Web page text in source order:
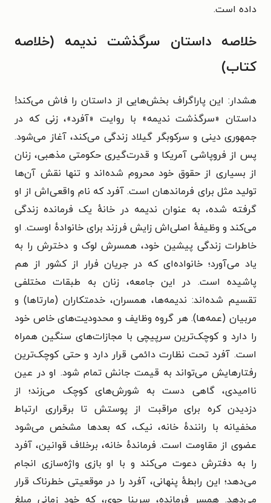
داده است.
خلاصه داستان سرگذشت ندیمه (خلاصه
کتاب)
هشدار: این پاراگراف بخش‌هایی از داستان را فاش می‌کند!
داستان «سرگذشت ندیمه» با روایت «آفرد»، زنی که در
جمهوری دینی و سرکوبگر گیلاد زندگی می‌کند، آغاز می‌شود.
پس از فروپاشی آمریکا و قدرت‌گیری حکومتی مذهبی، زنان
از بسیاری از حقوق خود محروم شده‌اند و تنها نقش آن‌ها
تولید مثل برای فرماندهان است. آفرد که نام واقعی‌اش از او
گرفته شده، به عنوان ندیمه در خانهٔ یک فرمانده زندگی
می‌کند و وظیفهٔ اصلی‌اش زایش فرزند برای خانوادهٔ اوست. او
خاطرات زندگی پیشین خود، همسرش لوک و دخترش را به
یاد می‌آورد؛ خانواده‌ای که در جریان فرار از کشور از هم
پاشیده است. در این جامعه، زنان به طبقات مختلفی
تقسیم شده‌اند: ندیمه‌ها، همسران، خدمتکاران (مارتاها) و
مربیان (عمه‌ها). هر گروه وظایف و محدودیت‌های خاص خود
را دارد و کوچک‌ترین سرپیچی با مجازات‌های سنگین همراه
است. آفرد تحت نظارت دائمی قرار دارد و حتی کوچک‌ترین
رفتارهایش می‌تواند به قیمت جانش تمام شود. او در عین
ناامیدی، گاهی دست به شورش‌های کوچک می‌زند؛ از
دزدیدن کره برای مراقبت از پوستش تا برقراری ارتباط
مخفیانه با رانندهٔ خانه، نیک، که بعدها مشخص می‌شود
عضوی از مقاومت است. فرماندهٔ خانه، برخلاف قوانین، آفرد
را به دفترش دعوت می‌کند و با او بازی واژه‌سازی انجام
می‌دهد؛ این رابطهٔ پنهانی، آفرد را در موقعیتی خطرناک قرار
می‌دهد. همسر فرمانده، سرینا جوی، که خود زمانی مبلغ